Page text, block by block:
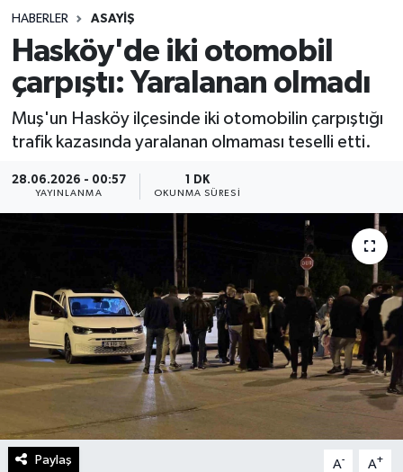
HABERLER ASAYIŞ
Hasköy'de iki otomobil
çarpıştı: Yaralanan olmadı
Muş'un Hasköy ilçesinde iki otomobilin çarpıştığı
trafik kazasında yaralanan olmaması teselli etti.
28.06.2026 - 00:57
YAYINLANMA
1 DK
OKUNMA SÜRESI
Paylaş A- A+
Spor
Teknoloji